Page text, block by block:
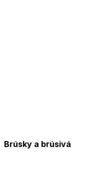
Brúsky a brúsivá